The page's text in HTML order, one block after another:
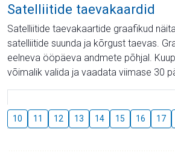
Satelliitide taevakaardid
Satelliitide taevakaartide graafikud
satelliitide suunda ja kõrgust taevas.
eelneva ööpäeva andmete põhjal.
võimalik valida ja vaadata viimase 30
10 11 12 13 14 15 16 17